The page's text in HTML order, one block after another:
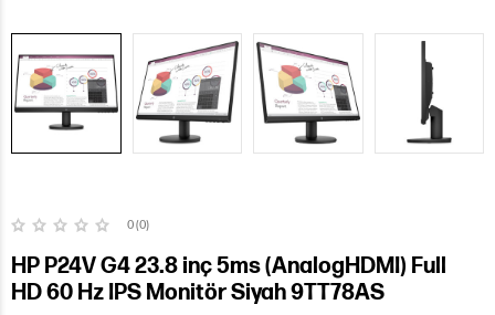
0 (0)
HP P24V G4 23.8 inç 5ms (AnalogHDMI) Full
HD 60 Hz IPS Monitör Siyah 9TT78AS